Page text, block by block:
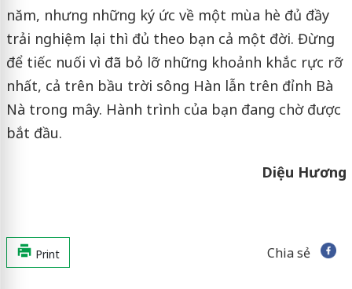
năm, nhưng những ký ức về một mùa hè đủ đầy
trải nghiệm lại thì đủ theo bạn cả một đời. Đừng
để tiếc nuối vì đã bỏ lỡ những khoảnh khắc rực rỡ
nhất, cả trên bầu trời sông Hàn lẫn trên đỉnh Bà
Nà trong mây. Hành trình của bạn đang chờ được
bắt đầu.
Diệu Hương
Print Chia sẻ